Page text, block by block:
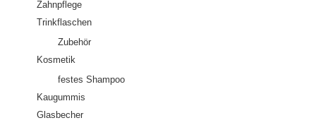
Zahnpflege
Trinkflaschen
Zubehör
Kosmetik
festes Shampoo
Kaugummis
Glasbecher